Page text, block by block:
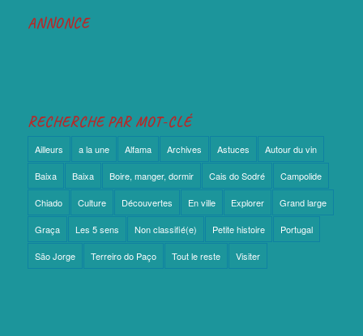
ANNONCE
RECHERCHE PAR MOT-CLÉ
Ailleurs a la une Alfama Archives Astuces Autour du vin
Baixa Baixa Boire, manger, dormir Cais do Sodré Campolide
Chiado Culture Découvertes En ville Explorer Grand large
Graça Les 5 sens Non classifié(e) Petite histoire Portugal
São Jorge Terreiro do Paço Tout le reste Visiter